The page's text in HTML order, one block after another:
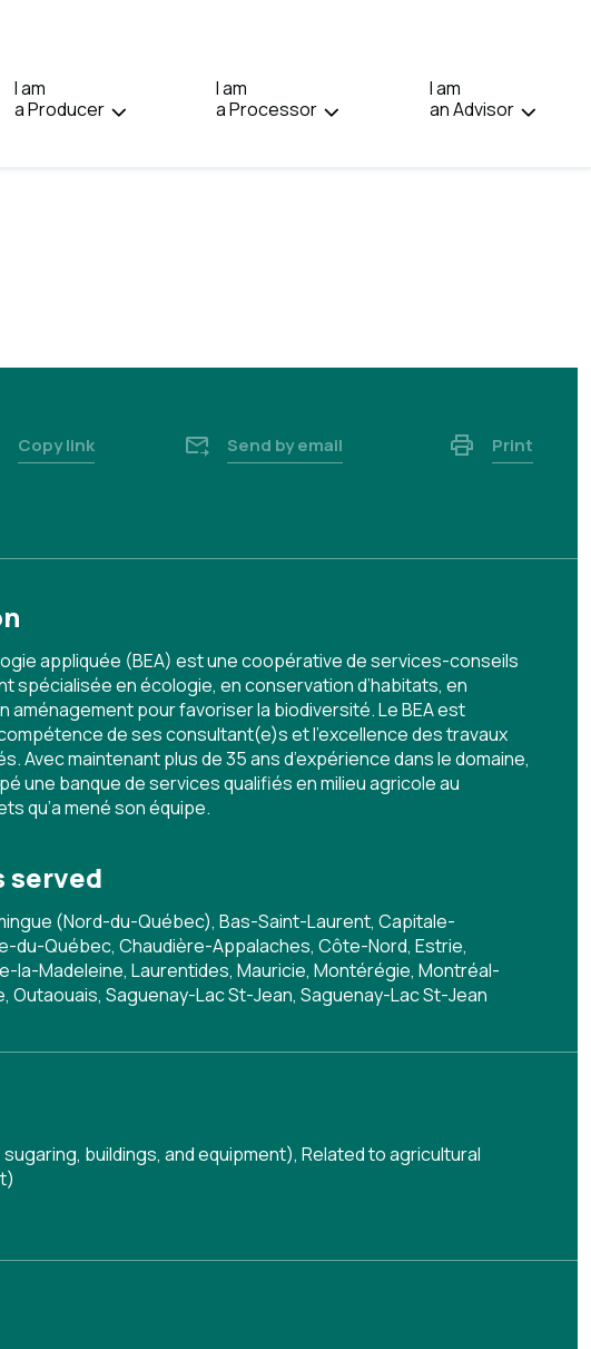
I am
a Producer
I am
a Processor
I am
an Advisor
Copy link Send by email Print
appliquée (BEA) est une coopérative de services-conseils
spécialisée en écologie, en conservation d’habitats, en
aménagement pour favoriser la biodiversité. Le BEA est
de ses consultant(e)s et l’excellence des travaux
Avec maintenant plus de 35 ans d’expérience dans le domaine,
une banque de services qualifiés en milieu agricole au
qu’a mené son équipe.
served
(Nord-du-Québec), Bas-Saint-Laurent, Capitale-
du-Québec, Chaudière-Appalaches, Côte-Nord, Estrie,
la-Madeleine, Laurentides, Mauricie, Montérégie, Montréal-
Outaouais, Saguenay-Lac St-Jean, Saguenay-Lac St-Jean
buildings, and equipment), Related to agricultural